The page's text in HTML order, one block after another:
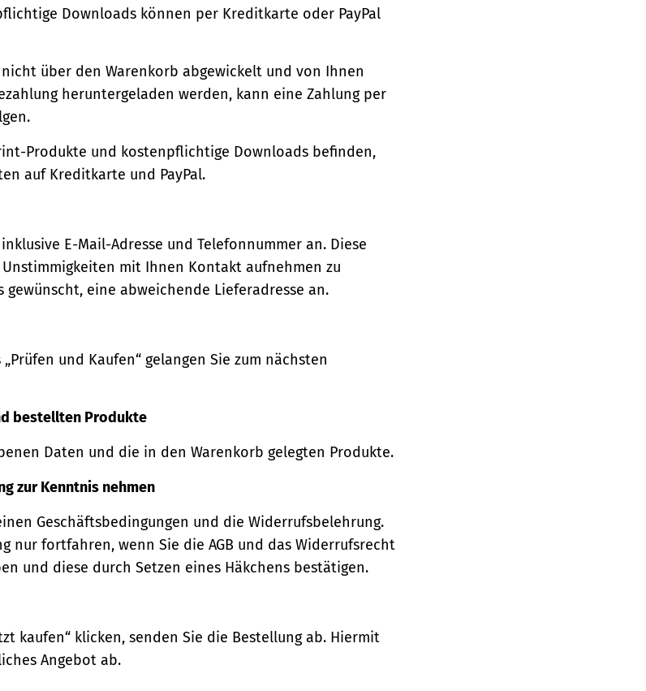
Downloads können per Kreditkarte oder PayPal
über den Warenkorb abgewickelt und von Ihnen
heruntergeladen werden, kann eine Zahlung per
Produkte und kostenpflichtige Downloads befinden,
auf Kreditkarte und PayPal.
E-Mail-Adresse und Telefonnummer an. Diese
mit Ihnen Kontakt aufnehmen zu
gewünscht, eine abweichende Lieferadresse an.
und Kaufen“ gelangen Sie zum nächsten
bestellten Produkte
Daten und die in den Warenkorb gelegten Produkte.
zur Kenntnis nehmen
Geschäftsbedingungen und die Widerrufsbelehrung.
nur fortfahren, wenn Sie die AGB und das Widerrufsrecht
und diese durch Setzen eines Häkchens bestätigen.
kaufen“ klicken, senden Sie die Bestellung ab. Hiermit
Angebot ab.